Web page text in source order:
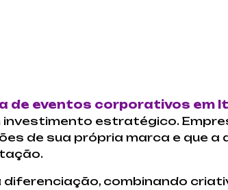
de eventos corporativos em
investimento estratégico.
de sua própria marca e que
diferenciação, combinando